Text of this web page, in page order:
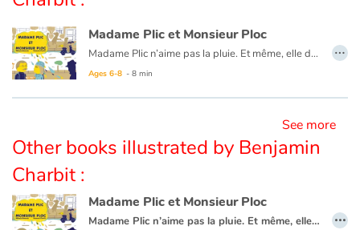
Help
Home
Family
Schools
Libraries
Videos & Tutorials
Madame Plic et Monsieur Ploc
Madame Plic n’aime pas la pluie. Et même, elle déteste la pluie ! À chaque averse, des fuites d’eau se transforment en flaques d’eau sur son parquet et inondent son salon. En plus, ce jour là, l’eau déborde chez son voisin, Monsieur Ploc qui n’est pas très content !
Ages 6-8 - 8 min
…
See more
Other books illustrated by Benjamin
Charbit :
Madame Plic et Monsieur Ploc
Madame Plic n’aime pas la pluie. Et même, elle déteste la pluie ! À chaque averse, des fuites d’eau se transforment en flaques d’eau sur son parquet et inondent son salon. En plus, ce jour là, l’eau déborde chez son voisin, Monsieur Ploc qui n’est pas très content ! …